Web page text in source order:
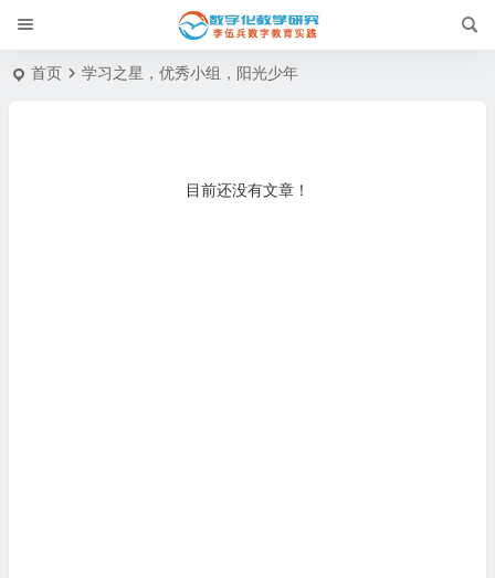
首页 学习之星，优秀小组，阳光少年
目前还没有文章！